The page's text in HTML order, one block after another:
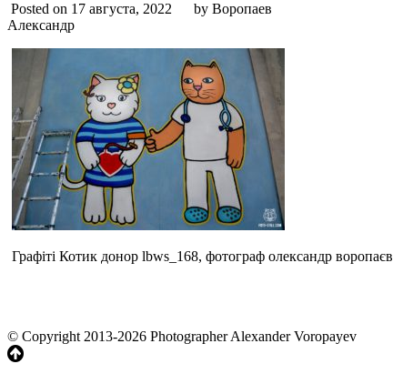
Posted on 17 августа, 2022
by Воропаев
Александр
Графіті Котик донор lbws_168, фотограф олександр воропаєв
© Copyright 2013-2026 Photographer Alexander Voropayev